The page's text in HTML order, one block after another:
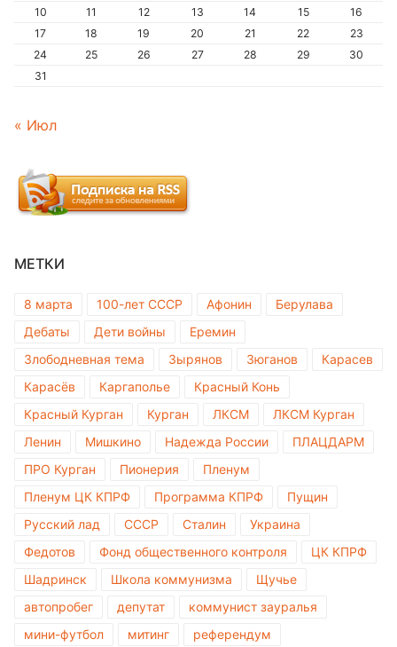
10
11 12 13 14 15
16
17
18 19 20 21 22
23
24
25 26 27 28 29
30
31
« Июл
МЕТКИ
8 марта 100-лет СССР Афонин
Берулава
Дебаты
Дети войны
Еремин
Злободневная тема
Зырянов Зюганов
Карасев
Карасёв
Каргаполье
Красный Конь
Красный Курган
Курган ЛКСМ
ЛКСМ Курган
Ленин
Мишкино Надежда России
ПЛАЦДАРМ
ПРО Курган
Пионерия
Пленум
Пленум ЦК КПРФ
Программа КПРФ
Пущин
Русский лад
СССР Сталин
Украина
Федотов
Фонд общественного контроля
ЦК КПРФ
Шадринск
Школа коммунизма
Щучье
автопробег
депутат
коммунист зауралья
мини-футбол
митинг
референдум